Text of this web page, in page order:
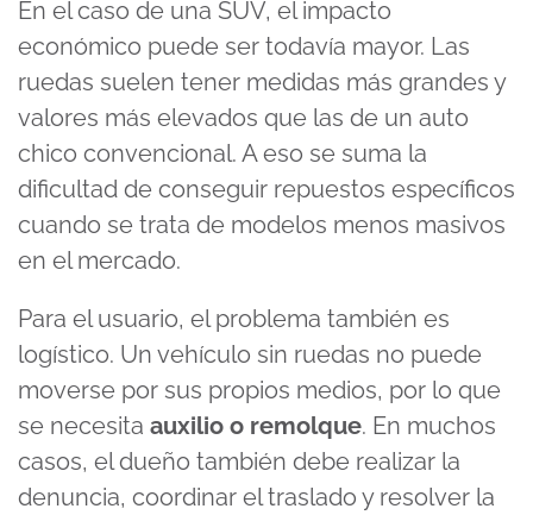
En el caso de una SUV, el impacto
económico puede ser todavía mayor. Las
ruedas suelen tener medidas más grandes y
valores más elevados que las de un auto
chico convencional. A eso se suma la
dificultad de conseguir repuestos específicos
cuando se trata de modelos menos masivos
en el mercado.
Para el usuario, el problema también es
logístico. Un vehículo sin ruedas no puede
moverse por sus propios medios, por lo que
se necesita auxilio o remolque. En muchos
casos, el dueño también debe realizar la
denuncia, coordinar el traslado y resolver la